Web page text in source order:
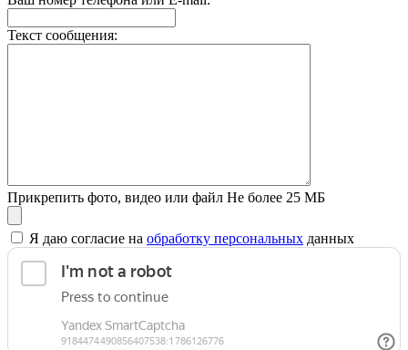
Текст сообщения:
Прикрепить фото, видео или файл Не более 25 МБ
Я даю согласие на обработку персональных данных